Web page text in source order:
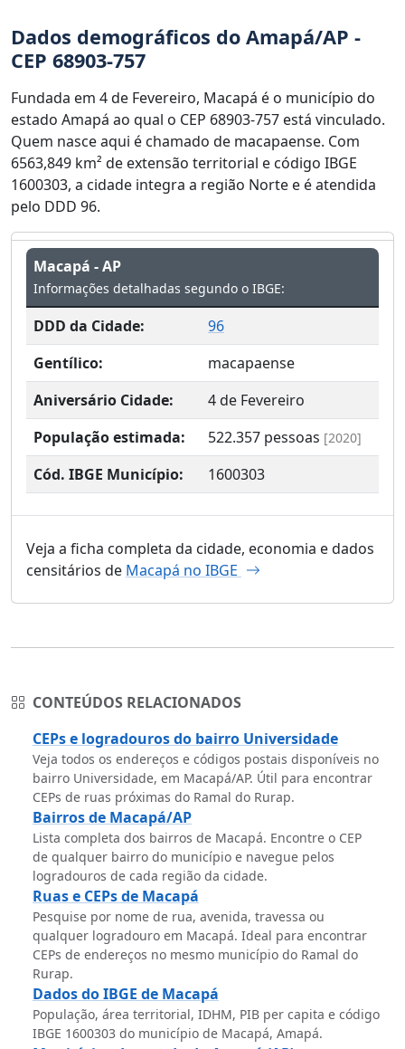
Dados demográficos do Amapá/AP -
CEP 68903-757
Fundada em 4 de Fevereiro, Macapá é o município do
estado Amapá ao qual o CEP 68903-757 está vinculado.
Quem nasce aqui é chamado de macapaense. Com
6563,849 km² de extensão territorial e código IBGE
1600303, a cidade integra a região Norte e é atendida
pelo DDD 96.
Macapá - AP
Informações detalhadas segundo o IBGE:
DDD da Cidade:
96
Gentílico:
macapaense
Aniversário Cidade:
4 de Fevereiro
População estimada:
522.357 pessoas [2020]
Cód. IBGE Município: 1600303
Veja a ficha completa da cidade, economia e dados
censitários de Macapá no IBGE
CONTEÚDOS RELACIONADOS
CEPs e logradouros do bairro Universidade
Veja todos os endereços e códigos postais disponíveis no
bairro Universidade, em Macapá/AP. Útil para encontrar
CEPs de ruas próximas do Ramal do Rurap.
Bairros de Macapá/AP
Lista completa dos bairros de Macapá. Encontre o CEP
de qualquer bairro do município e navegue pelos
logradouros de cada região da cidade.
Ruas e CEPs de Macapá
Pesquise por nome de rua, avenida, travessa ou
qualquer logradouro em Macapá. Ideal para encontrar
CEPs de endereços no mesmo município do Ramal do
Rurap.
Dados do IBGE de Macapá
População, área territorial, IDHM, PIB per capita e código
IBGE 1600303 do município de Macapá, Amapá.